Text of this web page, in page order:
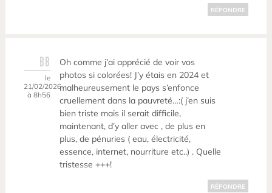
RÉPONDRE
BB
le
21/02/2026
à 8h56
Oh comme j’ai apprécié de voir vos
photos si colorées! J’y étais en 2024 et
malheureusement le pays s’enfonce
cruellement dans la pauvreté…:( j’en suis
bien triste mais il serait difficile,
maintenant, d’y aller avec , de plus en
plus, de pénuries ( eau, électricité,
essence, internet, nourriture etc..) . Quelle
tristesse +++!
RÉPONDRE